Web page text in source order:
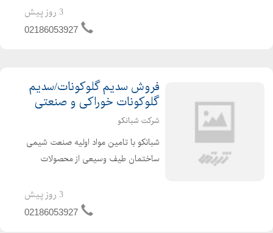
مواد در صنعت شیمی ساختمان است و
یکی از مهم ترین کاربردهای آن در تولید
3 روز پیش
02186053927
فروش سدیم گلوکونات/سدیم
گلوکونات خوراکی و صنعتی
شرکت شبانکو
شبانکو با تامین مواد اولیه صنعت شیمی
ساختمان طیف وسیعی از محصولات
گلوکونات،کربوکسیلات،نفتالین،ملامین،اسید
اکریلیک،لیگنو سولفونات،مونومر
3 روز پیش
02186053927